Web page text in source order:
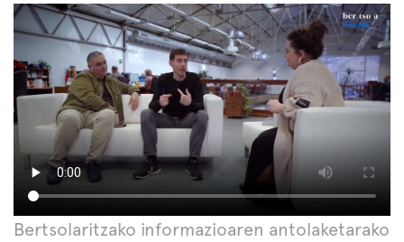
Bertsolaritzako informazioaren antolaketarako